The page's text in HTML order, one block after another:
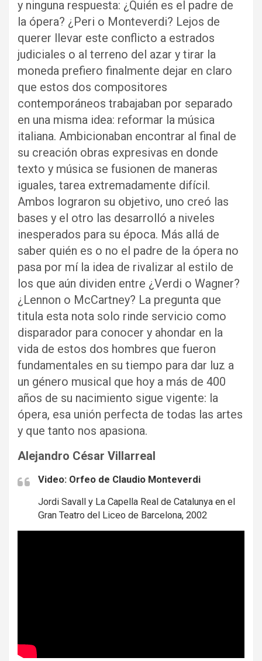
y ninguna respuesta: ¿Quién es el padre de
la ópera? ¿Peri o Monteverdi? Lejos de
querer llevar este conflicto a estrados
judiciales o al terreno del azar y tirar la
moneda prefiero finalmente dejar en claro
que estos dos compositores
contemporáneos trabajaban por separado
en una misma idea: reformar la música
italiana. Ambicionaban encontrar al final de
su creación obras expresivas en donde
texto y música se fusionen de maneras
iguales, tarea extremadamente difícil.
Ambos lograron su objetivo, uno creó las
bases y el otro las desarrolló a niveles
inesperados para su época. Más allá de
saber quién es o no el padre de la ópera no
pasa por mí la idea de rivalizar al estilo de
los que aún dividen entre ¿Verdi o Wagner?
¿Lennon o McCartney? La pregunta que
titula esta nota solo rinde servicio como
disparador para conocer y ahondar en la
vida de estos dos hombres que fueron
fundamentales en su tiempo para dar luz a
un género musical que hoy a más de 400
años de su nacimiento sigue vigente: la
ópera, esa unión perfecta de todas las artes
y que tanto nos apasiona.
Alejandro César Villarreal
Video: Orfeo de Claudio Monteverdi
Jordi Savall y La Capella Real de Catalunya en el
Gran Teatro del Liceo de Barcelona, 2002